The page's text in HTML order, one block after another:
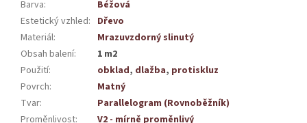
Barva:
Béžová
Estetický vzhled: Dřevo
Materiál:
Mrazuvzdorný slinutý
Obsah balení:
1 m2
Použití: obklad, dlažba, protiskluz
Povrch:
Matný
Tvar:
Parallelogram (Rovnoběžník)
Proměnlivost:
V2 - mírně proměnlivý